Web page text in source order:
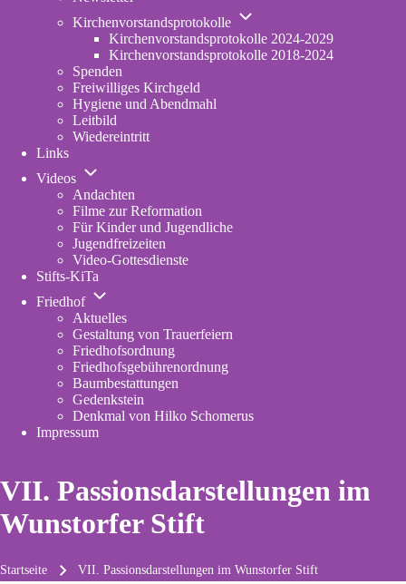
Kirchenvorstandsprotokolle
Unternavigation
Kirchenvorstandsprotokolle
Kirchenvorstandsprotokolle 2024-2029
Kirchenvorstandsprotokolle 2018-2024
Spenden
Freiwilliges Kirchgeld
Hygiene und Abendmahl
Leitbild
Wiedereintritt
Links
Videos
Unternavigation
Videos
Andachten
Filme zur Reformation
Für Kinder und Jugendliche
Jugendfreizeiten
Video-Gottesdienste
Stifts-KiTa
in
tab)
Friedhof
Unternavigation
Friedhof
Aktuelles
Gestaltung von Trauerfeiern
Friedhofsordnung
Friedhofsgebührenordnung
tab)
Baumbestattungen
Gedenkstein
Denkmal von Hilko Schomerus
Impressum
VII. Passionsdarstellungen im
Wunstorfer Stift
Startseite VII. Passionsdarstellungen im Wunstorfer Stift